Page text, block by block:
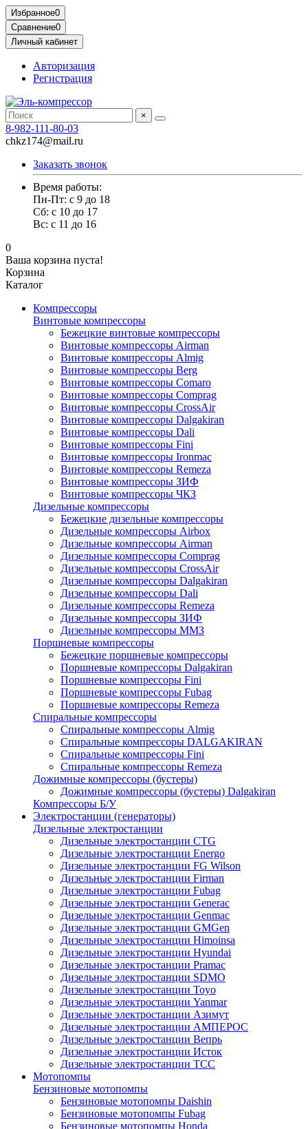
Избранное0
Сравнение0
Личный кабинет
Авторизация
Регистрация
×
8-982-111-80-03
chkz174@mail.ru
Заказать звонок
Время работы:
Пн-Пт: с 9 до 18
Сб: с 10 до 17
Вс: с 11 до 16
0
Ваша корзина пуста!
Корзина
Каталог
Компрессоры
Винтовые компрессоры
Бежецкие винтовые компрессоры
Винтовые компрессоры Airman
Винтовые компрессоры Almig
Винтовые компрессоры Berg
Винтовые компрессоры Comaro
Винтовые компрессоры Comprag
Винтовые компрессоры CrossAir
Винтовые компрессоры Dalgakiran
Винтовые компрессоры Dali
Винтовые компрессоры Fini
Винтовые компрессоры Ironmac
Винтовые компрессоры Remeza
Винтовые компрессоры ЗИФ
Винтовые компрессоры ЧКЗ
Дизельные компрессоры
Бежецкие дизельные компрессоры
Дизельные компрессоры Airbox
Дизельные компрессоры Airman
Дизельные компрессоры Comprag
Дизельные компрессоры CrossAir
Дизельные компрессоры Dalgakiran
Дизельные компрессоры Dali
Дизельные компрессоры Remeza
Дизельные компрессоры ЗИФ
Дизельные компрессоры ММЗ
Поршневые компрессоры
Бежецкие поршневые компрессоры
Поршневые компрессоры Dalgakiran
Поршневые компрессоры Fini
Поршневые компрессоры Fubag
Поршневые компрессоры Remeza
Спиральные компрессоры
Спиральные компрессоры Almig
Спиральные компрессоры DALGAKIRAN
Спиральные компрессоры Fini
Спиральные компрессоры Remeza
Дожимные компрессоры (бустеры)
Дожимные компрессоры (бустеры) Dalgakiran
Компрессоры Б/У
Электростанции (генераторы)
Дизельные электростанции
Дизельные электростанции CTG
Дизельные электростанции Energo
Дизельные электростанции FG Wilson
Дизельные электростанции Firman
Дизельные электростанции Fubag
Дизельные электростанции Generac
Дизельные электростанции Genmac
Дизельные электростанции GMGen
Дизельные электростанции Himoinsa
Дизельные электростанции Hyundai
Дизельные электростанции Pramac
Дизельные электростанции SDMO
Дизельные электростанции Toyo
Дизельные электростанции Yanmar
Дизельные электростанции Азимут
Дизельные электростанции АМПЕРОС
Дизельные электростанции Вепрь
Дизельные электростанции Исток
Дизельные электростанции ТСС
Мотопомпы
Бензиновые мотопомпы
Бензиновые мотопомпы Daishin
Бензиновые мотопомпы Fubag
Бензиновые мотопомпы Honda